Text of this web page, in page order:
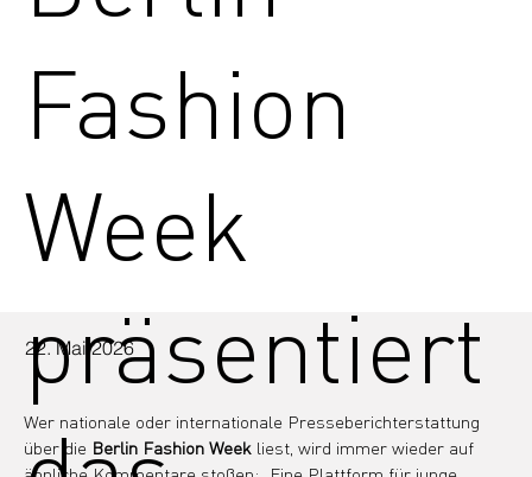
22. Mai 2026
Wer nationale oder internationale Presseberichterstattung
über die Berlin Fashion Week liest, wird immer wieder auf
Fashion
Week
präsentiert